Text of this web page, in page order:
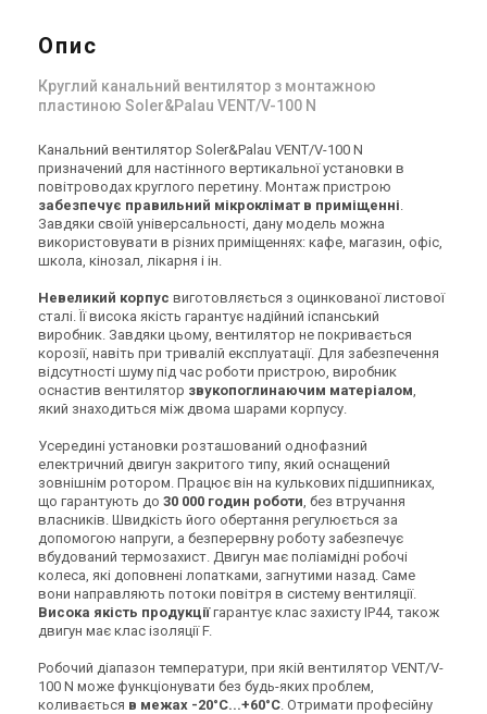
Опис
Круглий канальний вентилятор з монтажною
пластиною Soler&Palau VENT/V-100 N
Канальний вентилятор Soler&Palau VENT/V-100 N
призначений для настінного вертикальної установки в
повітроводах круглого перетину. Монтаж пристрою
забезпечує правильний мікроклімат в приміщенні.
Завдяки своїй універсальності, дану модель можна
використовувати в різних приміщеннях: кафе, магазин, офіс,
школа, кінозал, лікарня і ін.
Невеликий корпус виготовляється з оцинкованої листової
сталі. Її висока якість гарантує надійний іспанський
виробник. Завдяки цьому, вентилятор не покривається
корозії, навіть при тривалій експлуатації. Для забезпечення
відсутності шуму під час роботи пристрою, виробник
оснастив вентилятор звукопоглинаючим матеріалом,
який знаходиться між двома шарами корпусу.
Усередині установки розташований однофазний
електричний двигун закритого типу, який оснащений
зовнішнім ротором. Працює він на кулькових підшипниках,
що гарантують до 30 000 годин роботи, без втручання
власників. Швидкість його обертання регулюється за
допомогою напруги, а безперервну роботу забезпечує
вбудований термозахист. Двигун має поліамідні робочі
колеса, які доповнені лопатками, загнутими назад. Саме
вони направляють потоки повітря в систему вентиляції.
Висока якість продукціїгарантує клас захисту IP44, також
двигун має клас ізоляції F.
Робочий діапазон температури, при якій вентилятор VENT/V-
100 N може функціонувати без будь-яких проблем,
коливається в межах -20°C...+60°C. Отримати професійну